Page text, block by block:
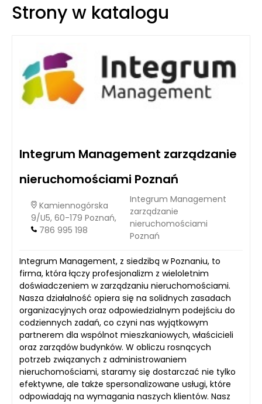
ułatwiają wprowadzenie zmian w etykietach, gdy pojawiają
się nowe zasady. W ten sposób przedsiębiorstwa mogą
Strony w katalogu
Integrum Management zarządzanie
nieruchomościami Poznań
Kamiennogórska
9/U5, 60-179 Poznań,
786 995 198
Integrum Management
zarządzanie
nieruchomościami
Poznań
Integrum Management, z siedzibą w Poznaniu, to
firma, która łączy profesjonalizm z wieloletnim
doświadczeniem w zarządzaniu nieruchomościami.
Nasza działalność opiera się na solidnych zasadach
organizacyjnych oraz odpowiedzialnym podejściu do
codziennych zadań, co czyni nas wyjątkowym
partnerem dla wspólnot mieszkaniowych, właścicieli
oraz zarządów budynków. W obliczu rosnących
potrzeb związanych z administrowaniem
nieruchomościami, staramy się dostarczać nie tylko
efektywne, ale także spersonalizowane usługi, które
odpowiadają na wymagania naszych klientów. Nasz